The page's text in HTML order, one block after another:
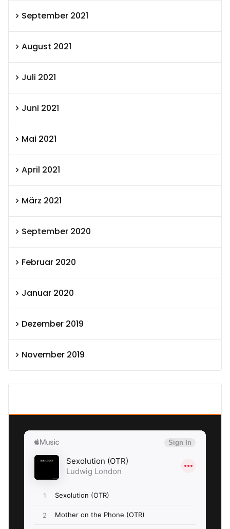
September 2021
August 2021
Juli 2021
Juni 2021
Mai 2021
April 2021
März 2021
September 2020
Februar 2020
Januar 2020
Dezember 2019
November 2019